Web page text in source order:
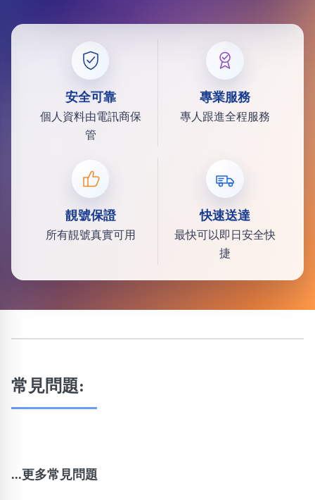
安全可靠
個人資料由電訊商保
管
專業服務
專人跟進全程服務
靚號保證
所有靚號真實可用
快速送達
最快可以即日安全快
捷
常見問題:
...更多常見問題